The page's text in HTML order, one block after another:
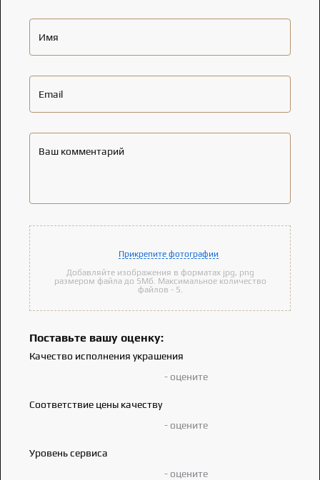
Имя
Email
Ваш комментарий
Прикрепите фотографии
Добавляйте изображения в форматах jpg, png
размером файла до 5Мб. Максимальное количество
файлов - 5.
Поставьте вашу оценку:
Качество исполнения украшения
- оцените
Соответствие цены качеству
- оцените
Уровень сервиса
- оцените